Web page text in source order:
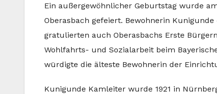
Ein außergewöhnlicher Geburtstag wurde
Oberasbach gefeiert. Bewohnerin
gratulierten auch Oberasbachs Erste
Wohlfahrts- und Sozialarbeit beim
würdigte die älteste Bewohnerin der
Kunigunde Kamleiter wurde 1921 in